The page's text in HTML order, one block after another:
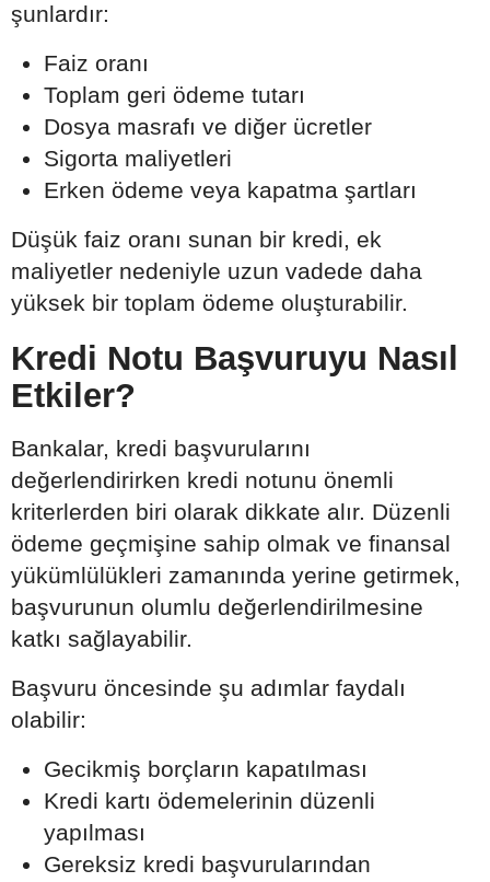
şunlardır:
Faiz oranı
Toplam geri ödeme tutarı
Dosya masrafı ve diğer ücretler
Sigorta maliyetleri
Erken ödeme veya kapatma şartları
Düşük faiz oranı sunan bir kredi, ek
maliyetler nedeniyle uzun vadede daha
yüksek bir toplam ödeme oluşturabilir.
Kredi Notu Başvuruyu Nasıl
Etkiler?
Bankalar, kredi başvurularını
değerlendirirken kredi notunu önemli
kriterlerden biri olarak dikkate alır. Düzenli
ödeme geçmişine sahip olmak ve finansal
yükümlülükleri zamanında yerine getirmek,
başvurunun olumlu değerlendirilmesine
katkı sağlayabilir.
Başvuru öncesinde şu adımlar faydalı
olabilir:
Gecikmiş borçların kapatılması
Kredi kartı ödemelerinin düzenli
yapılması
Gereksiz kredi başvurularından